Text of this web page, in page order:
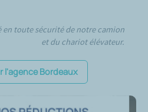
en toute sécurité de notre camion
et du chariot élévateur.
l'agence Bordeaux